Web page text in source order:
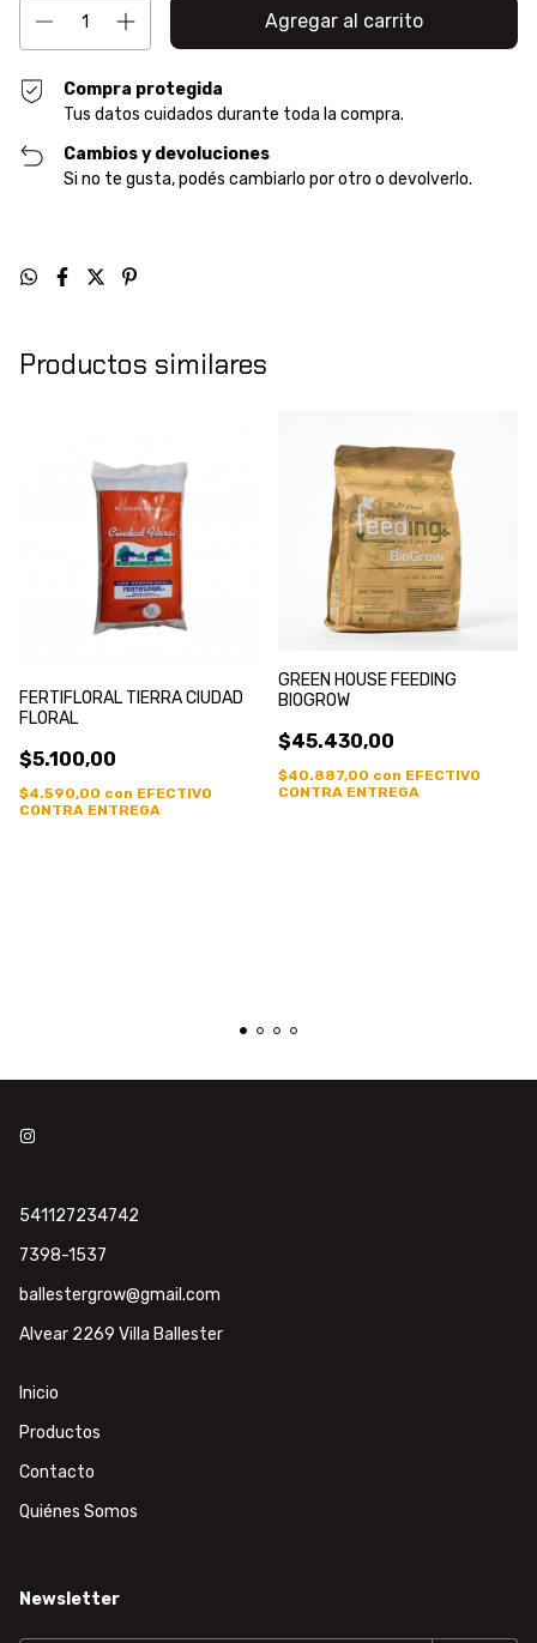
Compra protegida
Tus datos cuidados durante toda la compra.
Cambios y devoluciones
Si no te gusta, podés cambiarlo por otro o devolverlo.
Productos similares
FERTIFLORAL TIERRA CIUDAD
FLORAL
$5.100,00
$4.590,00 con EFECTIVO
CONTRA ENTREGA
GREEN HOUSE FEEDING
BIOGROW
$45.430,00
$40.887,00 con EFECTIVO
CONTRA ENTREGA
541127234742
7398-1537
ballestergrow@gmail.com
Alvear 2269 Villa Ballester
Inicio
Productos
Contacto
Quiénes Somos
Newsletter